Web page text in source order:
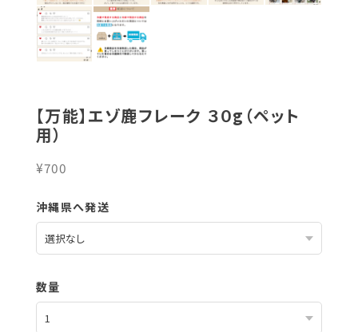
【万能】エゾ鹿フレーク ３０g（ペット
用）
¥700
沖縄県へ発送
数量